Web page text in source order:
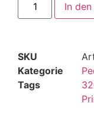
In
SKU
Kategorie
Tags